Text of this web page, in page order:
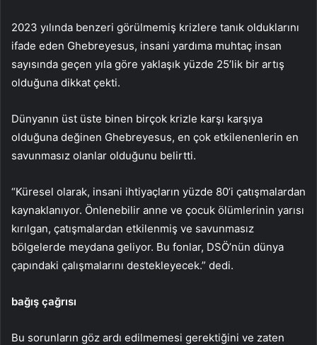
2023 yılında benzeri görülmemiş krizlere tanık olduklarını
ifade eden Ghebreyesus, insani yardıma muhtaç insan
sayısında geçen yıla göre yaklaşık yüzde 25’lik bir artış
olduğuna dikkat çekti.
Dünyanın üst üste binen birçok krizle karşı karşıya
olduğuna değinen Ghebreyesus, en çok etkilenenlerin en
savunmasız olanlar olduğunu belirtti.
“Küresel olarak, insani ihtiyaçların yüzde 80’i çatışmalardan
kaynaklanıyor. Önlenebilir anne ve çocuk ölümlerinin yarısı
kırılgan, çatışmalardan etkilenmiş ve savunmasız
bölgelerde meydana geliyor. Bu fonlar, DSÖ’nün dünya
çapındaki çalışmalarını destekleyecek.” dedi.
bağış çağrısı
Bu sorunların göz ardı edilmemesi gerektiğini ve zaten